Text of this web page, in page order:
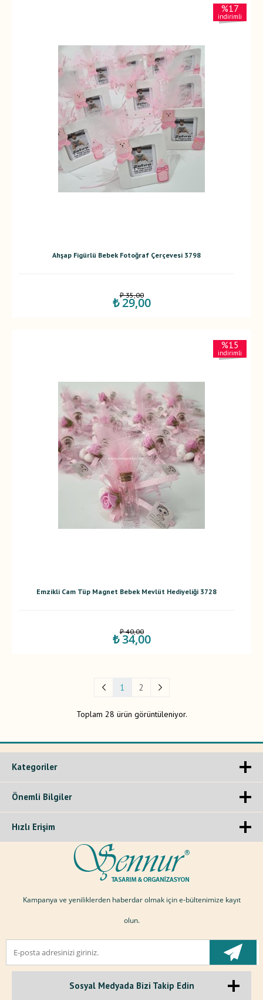
%17
indirimli
Ahşap Figürlü Bebek Fotoğraf Çerçevesi 3798
₺ 35,00
₺ 29,00
%15
indirimli
Emzikli Cam Tüp Magnet Bebek Mevlüt Hediyeliği 3728
₺ 40,00
₺ 34,00
1 2
Toplam 28 ürün görüntüleniyor.
Kategoriler
Önemli Bilgiler
Hızlı Erişim
Kampanya ve yeniliklerden haberdar olmak için e-bültenimize kayıt
olun.
Sosyal Medyada Bizi Takip Edin